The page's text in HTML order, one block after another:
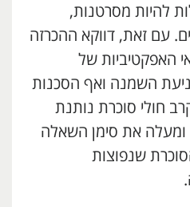
להיות מסרטנות,
עם זאת, דווקא ההכרזה
האפקטיביות של
השמנה ואף הסכנות
חולי סוכרת נותנת
ומעלה את סימן השאלה
שנפוצות